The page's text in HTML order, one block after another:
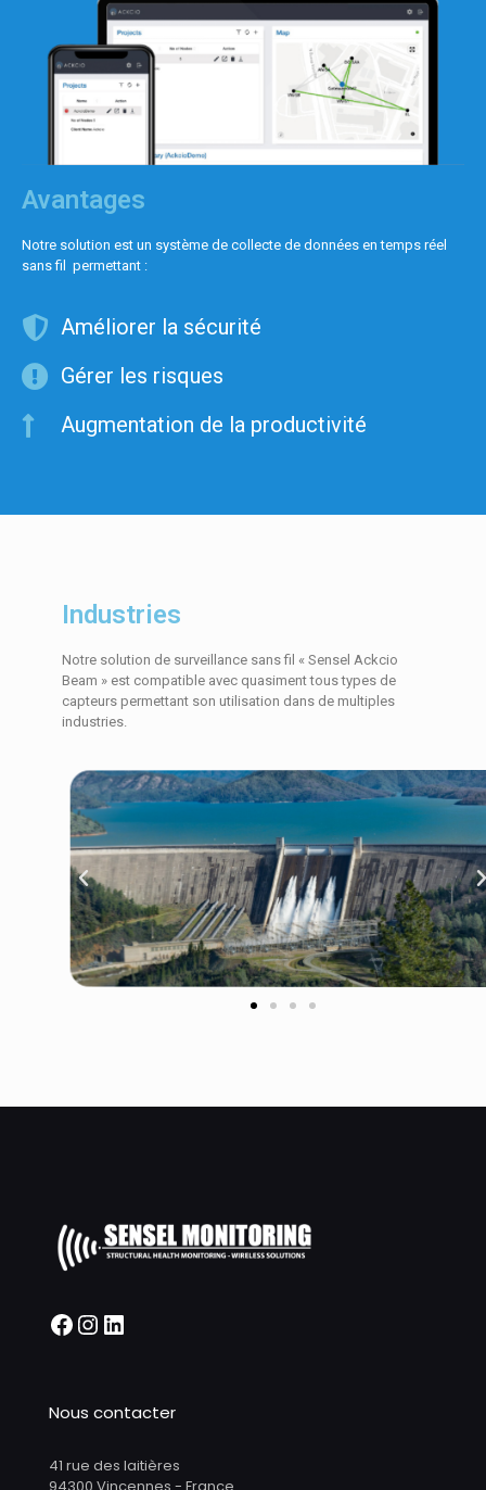
Avantages
Notre solution est un système de collecte de données en temps réel
sans fil permettant :
Améliorer la sécurité
Gérer les risques
Augmentation de la productivité
Industries
Notre solution de surveillance sans fil « Sensel Ackcio
Beam » est compatible avec quasiment tous types de
capteurs permettant son utilisation dans de multiples
industries.
Nous contacter
41 rue des laitières
94300 Vincennes - France